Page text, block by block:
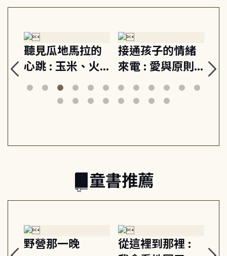
聽見瓜地馬拉的
心跳 : 玉米、火
山與信仰, 外交官
筆下的現代馬雅
接通孩子的情緒
來電 : 愛與原則,
建立教養的安定
節奏 22個行動練
關
童書推薦
野營那一晚
從這裡到那裡 :